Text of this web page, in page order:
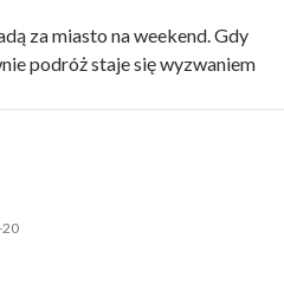
za miasto na weekend. Gdy
podróż staje się wyzwaniem